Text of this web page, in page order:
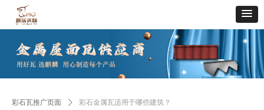
彩石瓦推广页面 ꄲ 彩石金属瓦适用于哪些建筑？